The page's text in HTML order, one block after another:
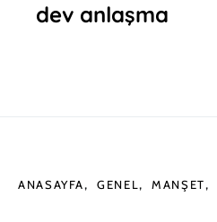
dev anlaşma
ANASAYFA GENEL MANŞET